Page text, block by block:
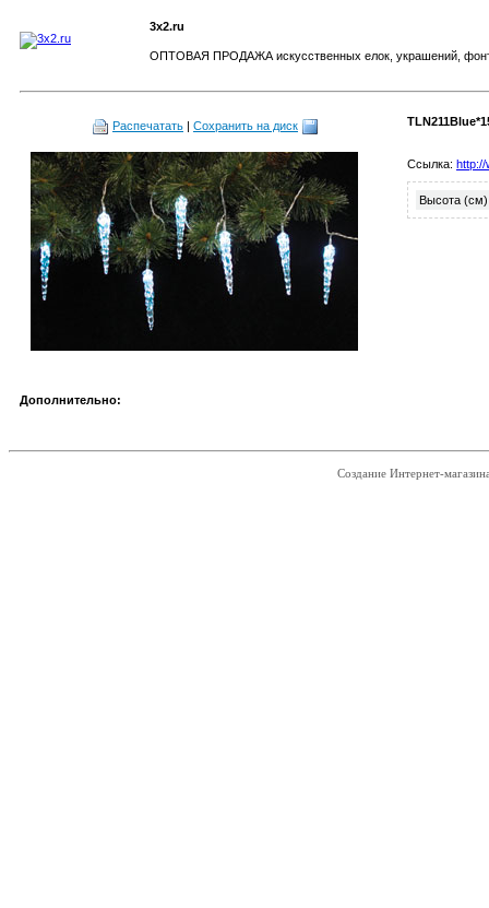
3x2.ru
ОПТОВАЯ ПРОДАЖА искусственных елок, украшений,
Распечатать | Сохранить на диск
Ссылка: http://
Высота
Дополнительно:
Создание Интернет-